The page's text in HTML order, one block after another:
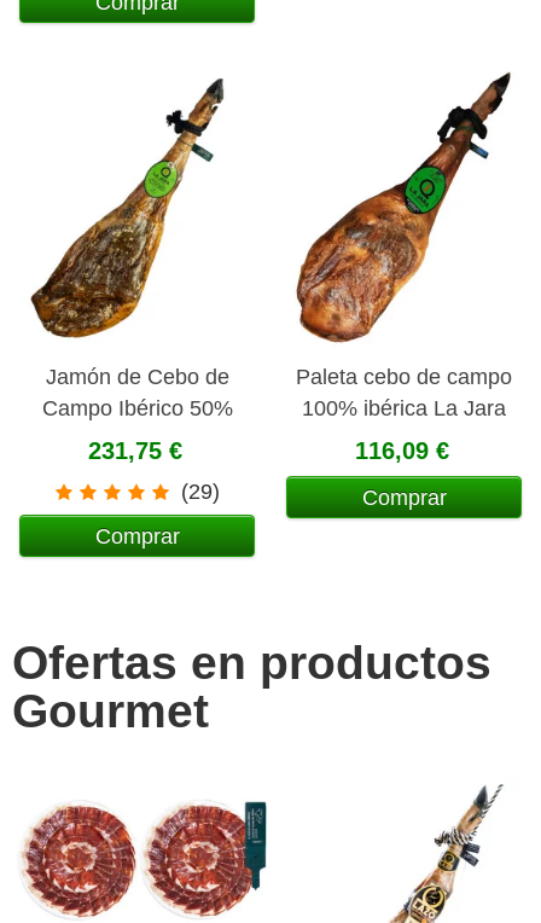
Jamón de Cebo de
Campo Ibérico 50%
raza ibérica La Jara
231,75 €
(29)
Comprar
Paleta cebo de campo
100% ibérica La Jara
116,09 €
Comprar
Ofertas en productos
Gourmet